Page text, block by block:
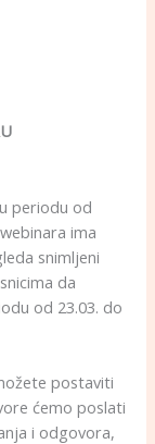
periodu od
ima
snimljeni
da
od 23.03. do
postaviti
ćemo poslati
i odgovora,